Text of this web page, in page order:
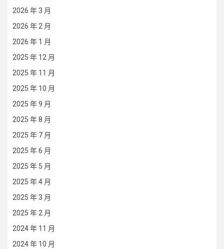
2026 年 3 月
2026 年 2 月
2026 年 1 月
2025 年 12 月
2025 年 11 月
2025 年 10 月
2025 年 9 月
2025 年 8 月
2025 年 7 月
2025 年 6 月
2025 年 5 月
2025 年 4 月
2025 年 3 月
2025 年 2 月
2024 年 11 月
2024 年 10 月